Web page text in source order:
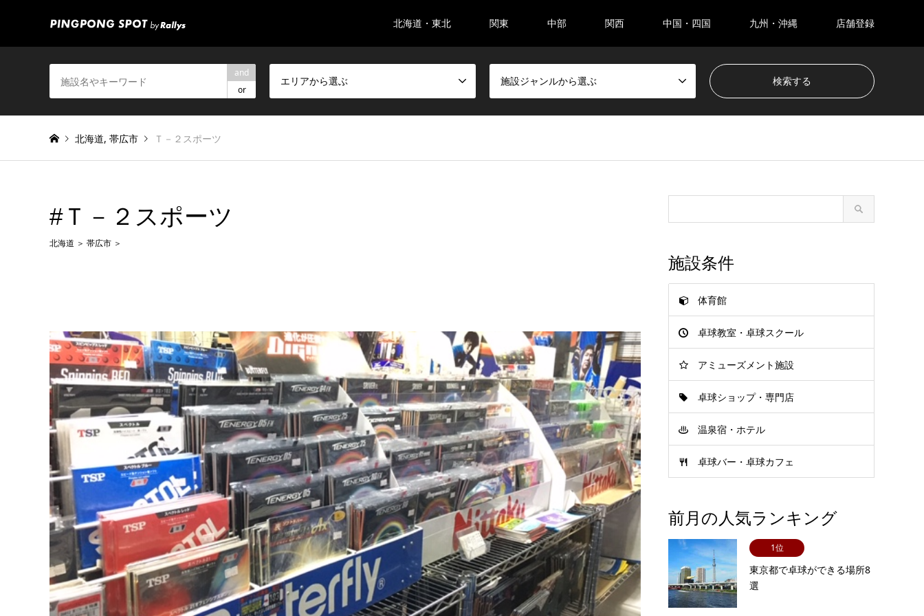
北海道・東北 関東 中部 関西 中国・四国 九州・沖縄 店舗登録
and
or
エリアから選ぶ 施設ジャンルから選ぶ
北海道, 帯広市 Ｔ－２スポーツ
#Ｔ－２スポーツ
北海道 帯広市
施設条件
体育館
卓球教室・卓球スクール
アミューズメント施設
卓球ショップ・専門店
温泉宿・ホテル
卓球バー・卓球カフェ
前月の人気ランキング
1位
東京都で卓球ができる場所8
選